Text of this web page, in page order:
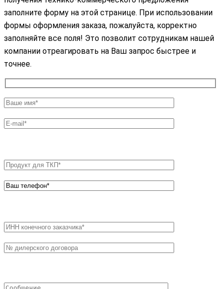
заполните форму на этой странице. При использовании
формы оформления заказа, пожалуйста, корректно
заполняйте все поля! Это позволит сотрудникам нашей
компании отреагировать на Ваш запрос быстрее и
точнее.